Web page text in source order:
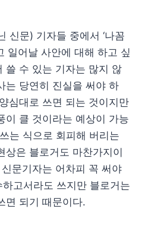
신문) 기자들 중에서 ‘나꼼
일어날 사안에 대해 하고 싶
쓸 수 있는 기자는 많지 않
는 당연히 진실을 써야 하
심대로 쓰면 되는 것이지만
이 클 것이라는 예상이 가능
는 식으로 회피해 버리는
상은 블로거도 마찬가지이
문기자는 어차피 꼭 써야
고서라도 쓰지만 블로거는
면 되기 때문이다.